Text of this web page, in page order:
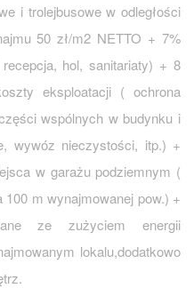
i trolejbusowe w odległości
50 zł/m2 NETTO + 7%
hol, sanitariaty) + 8
eksploatacji ( ochrona
wspólnych w budynku i
wywóz nieczystości, itp.) +
w garażu podziemnym (
100 m wynajmowanej pow.) +
ze zużyciem energii
lokalu,dodatkowo